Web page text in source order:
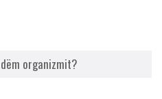
organizmit?